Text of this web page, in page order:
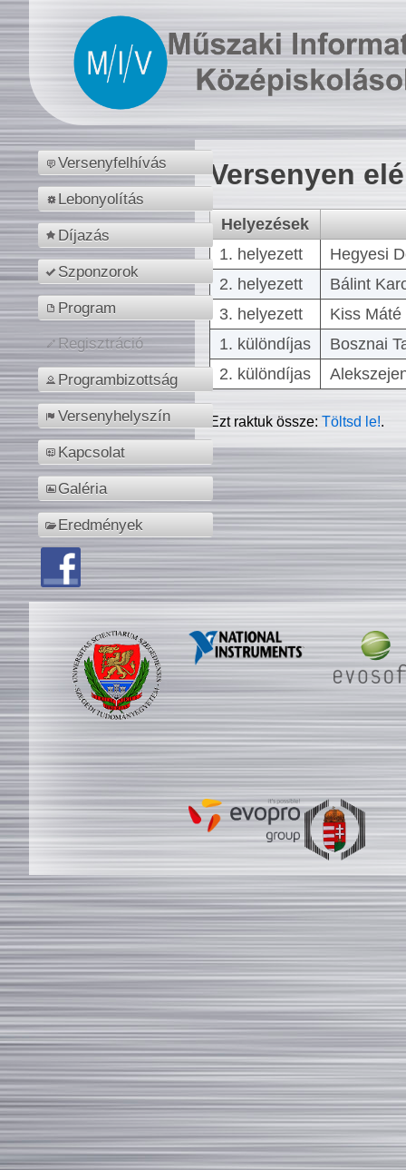
Versenyfelhívás
Lebonyolítás
Díjazás
Szponzorok
Program
Regisztráció
Programbizottság
Versenyhelyszín
Kapcsolat
Galéria
Eredmények
Versenyen
Helyezések
1. helyezett
Hegyesi
2. helyezett
Bálint
3. helyezett
Kiss
1. különdíjas
Bosznai
2. különdíjas
Ezt raktuk össze:Töltsd le!.